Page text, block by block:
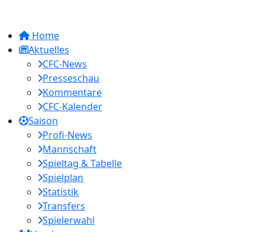
Home
Aktuelles
CFC-News
Presseschau
Kommentare
CFC-Kalender
Saison
Profi-News
Mannschaft
Spieltag & Tabelle
Spielplan
Statistik
Transfers
Spielerwahl